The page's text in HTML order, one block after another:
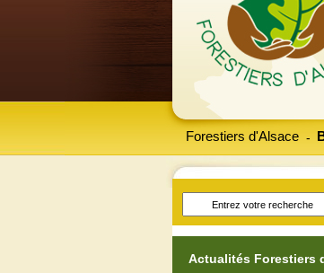
Forestiers d'Alsace -
Actualités Forestiers